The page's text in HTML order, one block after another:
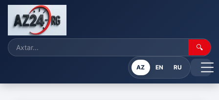
🔍
AZ EN RU